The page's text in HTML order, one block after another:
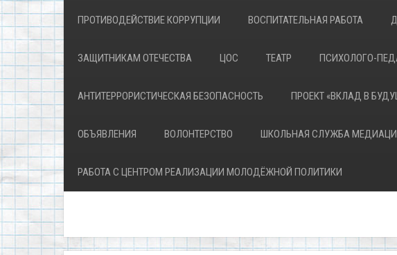
ПРОТИВОДЕЙСТВИЕ КОРРУПЦИИ ВОСПИТАТЕЛЬНАЯ РАБОТА
ЗАЩИТНИКАМ ОТЕЧЕСТВА ЦОС ТЕАТР ПСИХОЛОГО-
АНТИТЕРРОРИСТИЧЕСКАЯ БЕЗОПАСНОСТЬ ПРОЕКТ «ВКЛАД В
ОБЪЯВЛЕНИЯ ВОЛОНТЕРСТВО ШКОЛЬНАЯ СЛУЖБА
РАБОТА С ЦЕНТРОМ РЕАЛИЗАЦИИ МОЛОДЁЖНОЙ ПОЛИТИКИ